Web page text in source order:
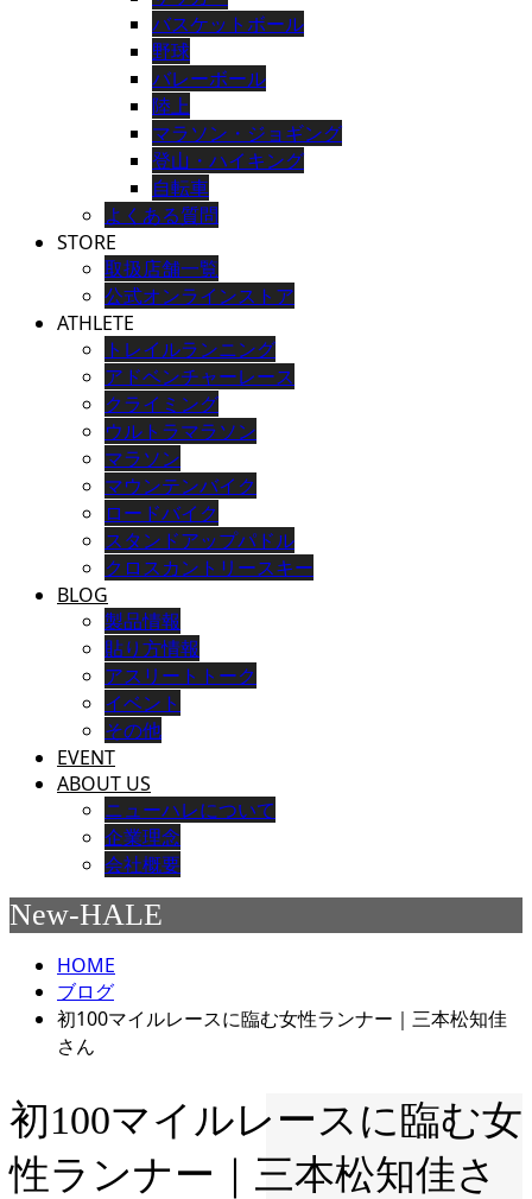
バスケットボール
野球
バレーボール
陸上
マラソン・ジョギング
登山・ハイキング
自転車
よくある質問
STORE
取扱店舗一覧
公式オンラインストア
ATHLETE
トレイルランニング
アドベンチャーレース
クライミング
ウルトラマラソン
マラソン
マウンテンバイク
ロードバイク
スタンドアップパドル
クロスカントリースキー
BLOG
製品情報
貼り方情報
アスリートトーク
イベント
その他
EVENT
ABOUT US
ニューハレについて
企業理念
会社概要
New-HALE
HOME
ブログ
初100マイルレースに臨む女性ランナー｜三本松知佳
さん
初100マイルレースに臨む女
性ランナー｜三本松知佳さ